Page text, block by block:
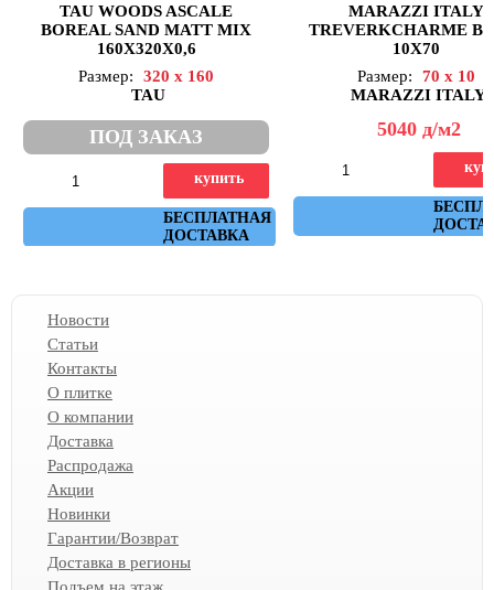
TAU WOODS ASCALE
BOREAL SAND MATT MIX
160X320X0,6
Размер:
320 x 160
TAU
ПОД ЗАКАЗ
БЕСПЛАТНАЯ
ДОСТАВКА
купить
Артикул: tau_boreal_sand_160x320
MARAZZI ITALY
TREVERKCHARME
10X70
Размер:
70 x 10
MARAZZI ITALY
5040 д/м2
Артикул: MM92
Новости
Статьи
Контакты
О плитке
О компании
Доставка
Распродажа
Акции
Новинки
Гарантии/Возврат
Доставка в регионы